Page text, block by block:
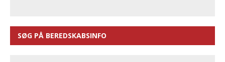
SØG PÅ BEREDSKABSINFO